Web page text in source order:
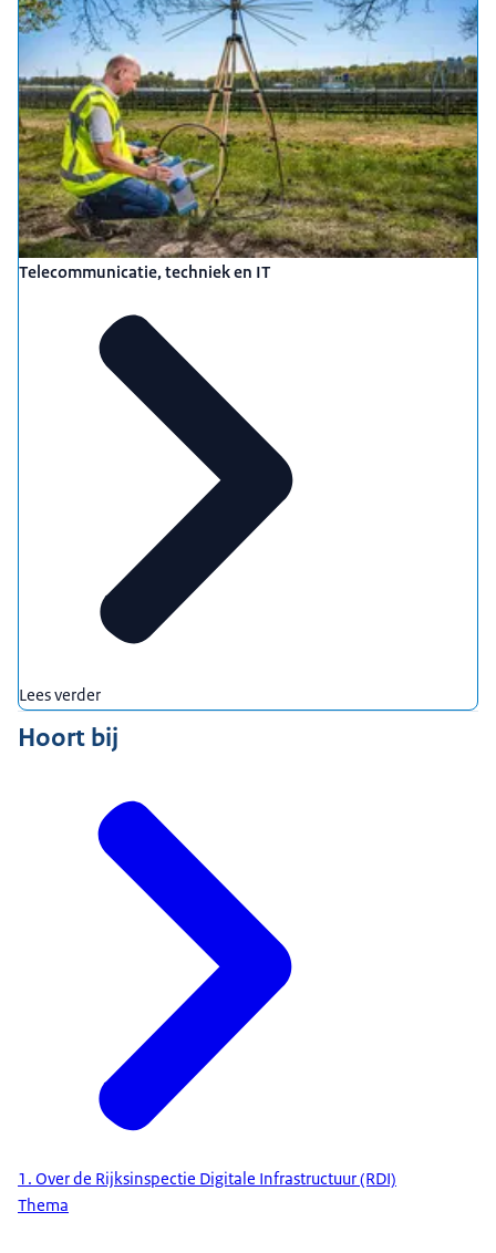
Telecommunicatie, techniek en IT
Lees verder
Hoort bij
1. Over de Rijksinspectie Digitale Infrastructuur (RDI)
Thema